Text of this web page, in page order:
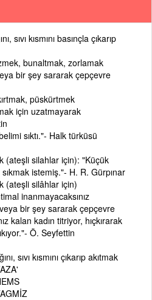
sıvı kısmını basınçla çıkarıp
bunaltmak, zorlamak
bir şey sararak çepçevre
püskürtmek
için uzatmayarak
sıktı."- Halk türküsü
(ateşli silahlar için): "Küçük
istemiş."- H. R. Gürpınar
(ateşli silâhlar için)
inanmayacaksınız
bir şey sararak çepçevre
kalan kadın titriyor, hıçkırarak
Ö. Seyfettin
sıvı kısmını çıkarıp akıtmak